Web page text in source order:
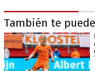
También te